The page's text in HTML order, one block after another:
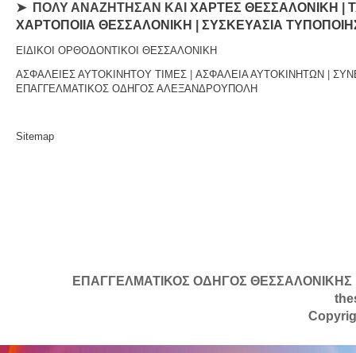
➤ ΠΟΛΥ ΑΝΑΖΗΤΗΣΑΝ ΚΑΙ ΧΑΡΤΕΣ ΘΕΣΣΑΛΟΝΙΚΗ
ΧΑΡΤΟΠΟΙΙΑ ΘΕΣΣΑΛΟΝΙΚΗ
ΣΥΣΚΕΥΑΣΙΑ
ΕΙΔΙΚΟΙ ΟΡΘΟΔΟΝΤΙΚΟΙ ΘΕΣΣΑΛΟΝΙΚΗ
ΑΣΦΑΛΕΙΕΣ ΑΥΤΟΚΙΝΗΤΟΥ ΤΙΜΕΣ
ΑΣΦΑΛΕΙΑ ΑΥΤΟΚΙΝΗΤΩΝ
ΕΠΑΓΓΕΛΜΑΤΙΚΟΣ ΟΔΗΓΟΣ ΑΛΕΞΑΝΔΡΟΥΠΟΛΗ
Sitemap
ΕΠΑΓΓΕΛΜΑΤΙΚΟΣ ΟΔΗΓΟΣ ΘΕΣΣΑΛΟΝΙΚΗΣ